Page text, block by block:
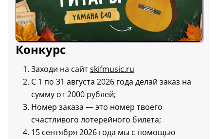
Конкурс
Заходи на сайтskifmusic.ru
С 1 по 31 августа 2026 года делай заказ на
сумму от 2000 рублей;
Номер заказа — это номер твоего
счастливого лотерейного билета;
15 сентября 2026 года мы с помощью